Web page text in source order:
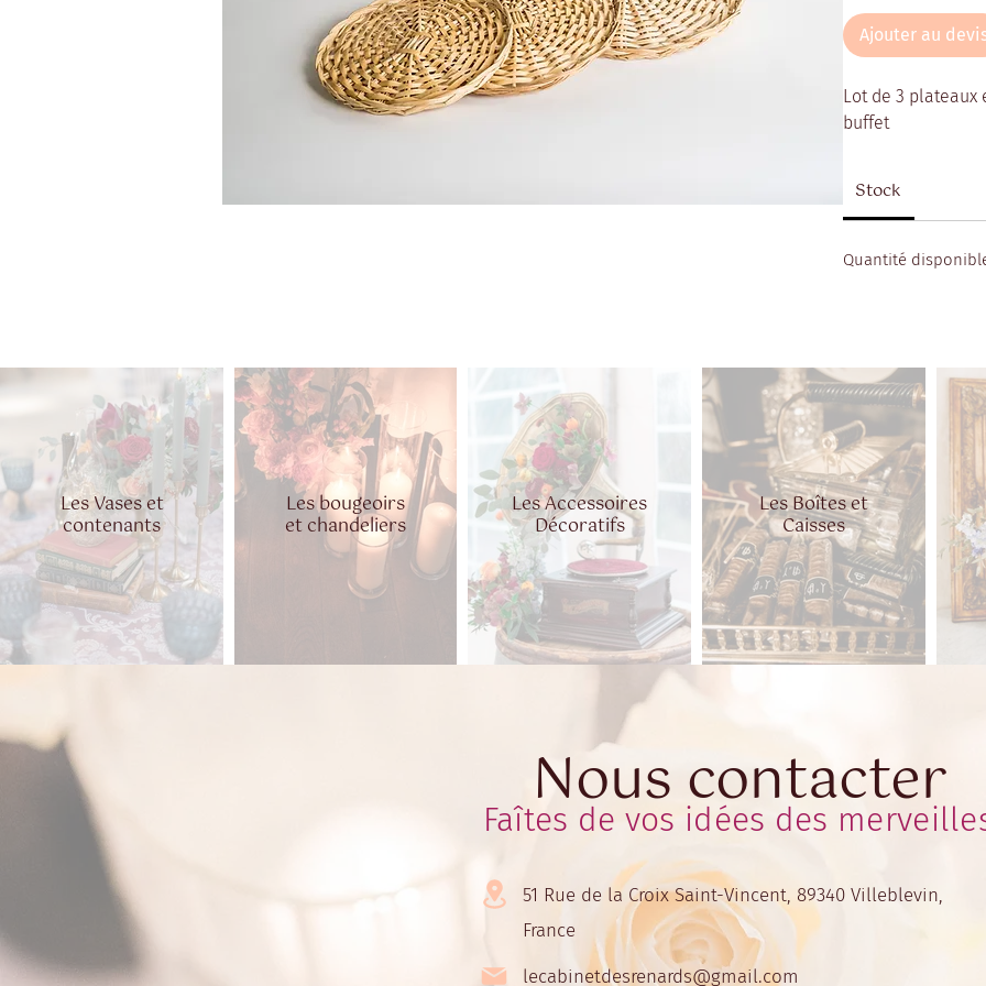
Ajouter au
Lot de 3 plateaux
buffet
Stock
Quantité
Les Vases et
contenants
Les bougeoirs
et chandeliers
Les Accessoires
Décoratifs
Les Boîtes et
Caisses
Nous contacter
Faîtes de vos idées des
51 Rue de la Croix Saint-Vincent, 89340 Villeblevin,
France
lecabinetdesrenards@gmail.com